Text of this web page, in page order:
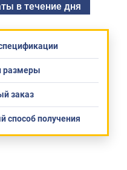
в течение дня
размеры
заказ
способ получения